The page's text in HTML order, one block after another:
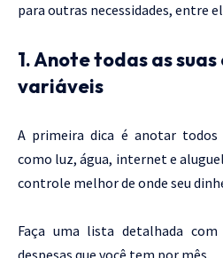
para outras necessidades, entre
1. Anote todas as
variáveis
A primeira dica é anotar todos
como luz, água, internet e
controle melhor de onde seu
Faça uma lista detalhada
despesas que você tem por mês.